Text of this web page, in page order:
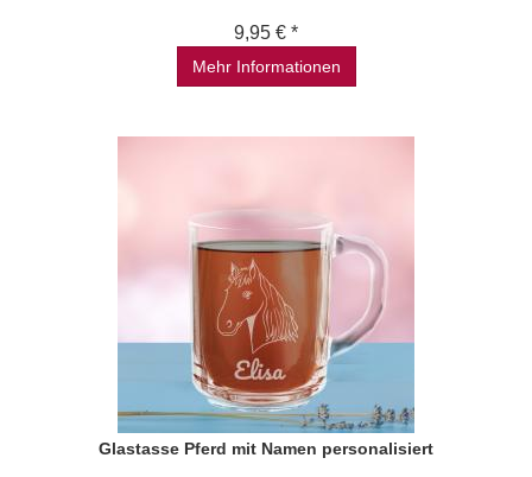
9,95 € *
Mehr Informationen
Glastasse Pferd mit Namen personalisiert